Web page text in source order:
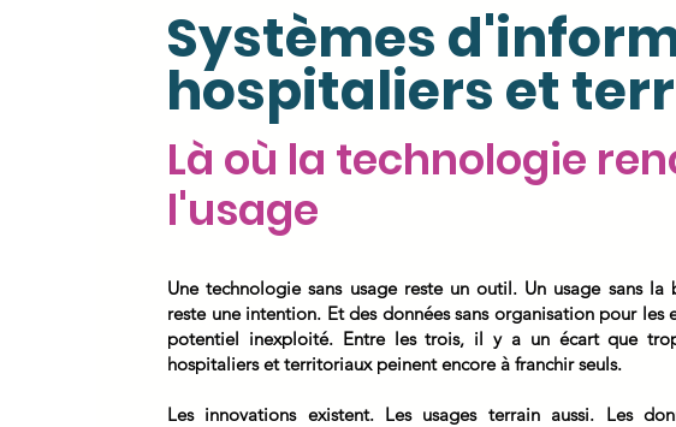
Systèmes
hospitaliers et
Là où la technologie
l'usage
Une technologie sans usage reste un outil. Un usage sans la
reste une intention. Et des données sans organisation pour les
potentiel inexploité. Entre les trois, il y a un écart que
hospitaliers et territoriaux peinent encore à franchir seuls.
Les innovations existent. Les usages terrain aussi. Les